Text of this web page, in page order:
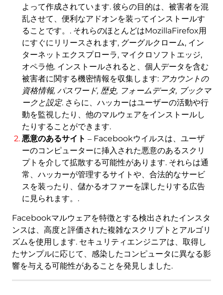
よって作成されています. 彼らの目的は、被害者を混
乱させて、便利なアドオンを装ってインストールす
ることです。. それらのほとんどはMozillaFirefox用
にすぐにリリースされます, グーグルクローム, イン
ターネットエクスプローラ, マイクロソフトエッジ,
オペラ他. インストールされると、個人データを含む
被害者に関する機密情報を収集します: アカウントの
資格情報, パスワード, 歴史, フォームデータ, ブックマ
ークと設定. さらに、ハッカーはユーザーの活動や行
動を監視したり、他のマルウェアをインストールし
たりすることができます.
悪意のあるサイト ‒ Facebookウイルスは、ユーザ
ーのコンピューターに挿入された悪意のあるスクリ
プトを介して拡散する可能性があります. それらは通
常、ハッカーが管理するサイトや、合法的なサービ
スを装ったり、儲かるオファーを課したりする広告
に見られます。.
Facebookマルウェアを特徴とする検出されたインスタ
ンスは、高度と評価された複雑なスクリプトとアルゴリ
ズムを使用します. セキュリティエンジニアは、取得し
たサンプルに応じて、感染したコンピュータに異なる影
響を与える可能性があることを発見しました.